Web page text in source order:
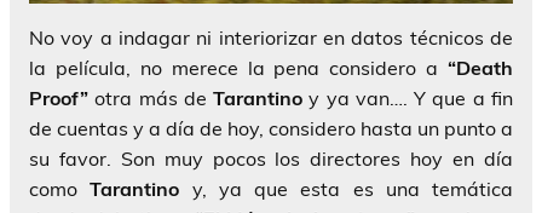
No voy a indagar ni interiorizar en datos técnicos de
la película, no merece la pena considero a “Death
Proof”otra más deTarantino y ya van…. Y que a fin
de cuentas y a día de hoy, considero hasta un punto a
su favor. Son muy pocos los directores hoy en día
comoTarantino y, ya que esta es una temática